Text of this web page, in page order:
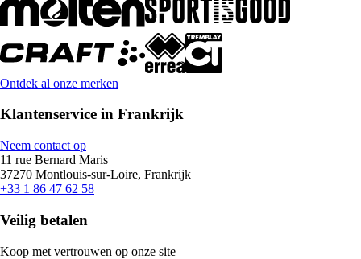
Ontdek al onze merken
Klantenservice in Frankrijk
Neem contact op
11 rue Bernard Maris
37270 Montlouis-sur-Loire, Frankrijk
+33 1 86 47 62 58
Veilig betalen
Koop met vertrouwen op onze site